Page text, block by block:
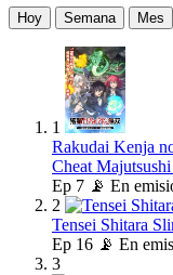
Hoy Semana Mes
1
Rakudai Kenja
Cheat
Ep 7 📡 En
2
Tensei Shitara
Ep 16 📡 En
3